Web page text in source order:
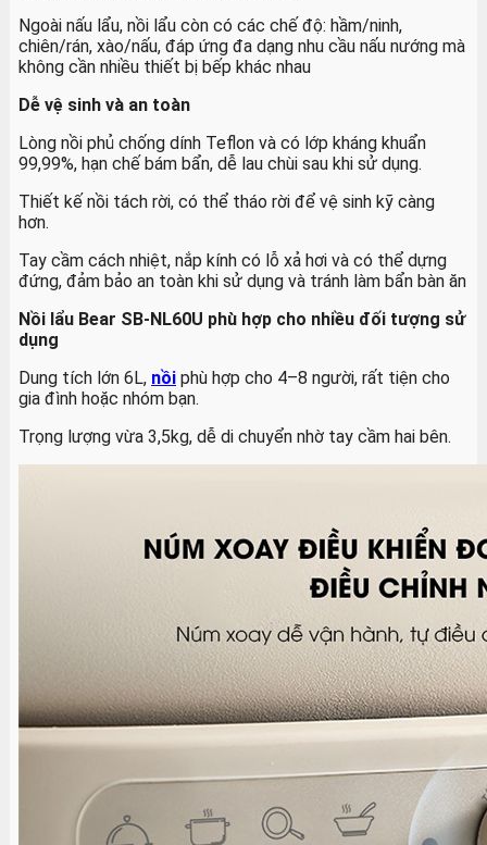
Ngoài nấu lẩu, nồi lẩu còn có các chế độ: hầm/ninh,
chiên/rán, xào/nấu, đáp ứng đa dạng nhu cầu nấu nướng mà
không cần nhiều thiết bị bếp khác nhau
Dễ vệ sinh và an toàn
Lòng nồi phủ chống dính Teflon và có lớp kháng khuẩn
99,99%, hạn chế bám bẩn, dễ lau chùi sau khi sử dụng.
Thiết kế nồi tách rời, có thể tháo rời để vệ sinh kỹ càng
hơn.
Tay cầm cách nhiệt, nắp kính có lỗ xả hơi và có thể dựng
đứng, đảm bảo an toàn khi sử dụng và tránh làm bẩn bàn ăn
Nồi lẩu Bear SB-NL60U phù hợp cho nhiều đối tượng sử
dụng
Dung tích lớn 6L, nồi phù hợp cho 4–8 người, rất tiện cho
gia đình hoặc nhóm bạn.
Trọng lượng vừa 3,5kg, dễ di chuyển nhờ tay cầm hai bên.